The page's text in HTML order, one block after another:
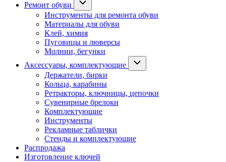
Ремонт обуви
Инструменты для ремонта обуви
Материалы для обуви
Клей, химия
Пуговицы и люверсы
Молнии, бегунки
Аксессуары, комплектующие
Держатели, бирки
Кольца, карабины
Ретракторы, ключницы, цепочки
Сувенирные брелоки
Комплектующие
Инструменты
Рекламные таблички
Стенды и комплектующие
Распродажа
Изготовление ключей